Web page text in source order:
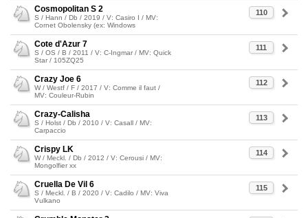
110
Cosmopolitan S 2
S / Hann / Db / 2019 / V: Casiro I / MV:
Cornet Obolensky (ex: Windows
111
Cote d'Azur 7
S / OS / B / 2011 / V: C-Ingmar / MV: Quick
Star / 105ZQ25
112
Crazy Joe 6
W / Westf / F / 2017 / V: Comme il faut /
MV: Couleur-Rubin
113
Crazy-Calisha
S / Holst / Db / 2010 / V: Casall / MV:
Carpaccio
114
Crispy LK
W / Meckl. / Db / 2012 / V: Cerousi / MV:
Mongolfier xx
115
Cruella De Vil 6
S / Meckl. / B / 2020 / V: Cadilo / MV: Viva
Vulkano